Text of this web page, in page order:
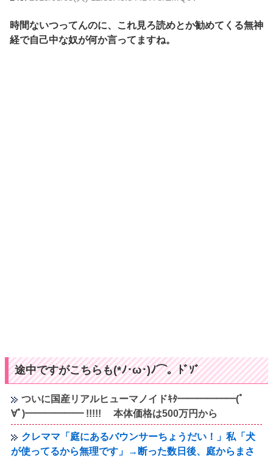
時間ないつってんのに、これ見ろ読めとか勧めてくる無神
経で自己中な奴が何か言ってますね。
途中ですがこちらも(*ﾉ･ω･)ﾉ⌒。ﾄﾞｿﾞ
ついに国産リアルヒューマノイドｷﾀ━━━━━━(ﾟ
∀ﾟ)━━━━━━ !!!!! 本体価格は500万円から
クレママ「庭にあるバウンサーちょうだい！」私「犬
が使ってるから無理です」→断った数日後、庭からまさ